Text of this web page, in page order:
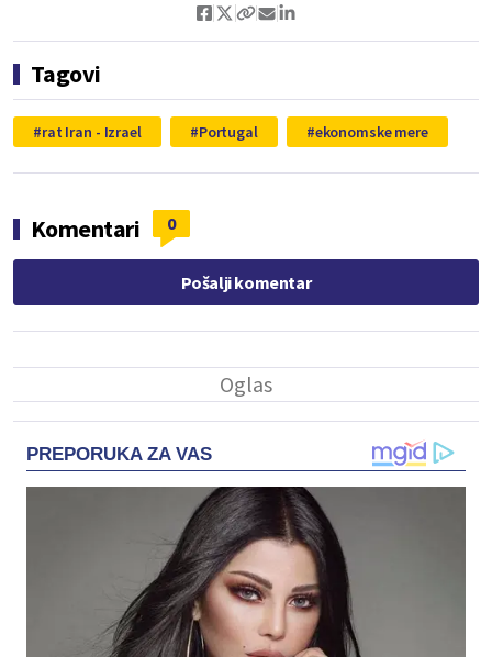
Tagovi
rat Iran - Izrael Portugal ekonomske mere
Komentari 0
Pošalji komentar
PREPORUKA ZA VAS